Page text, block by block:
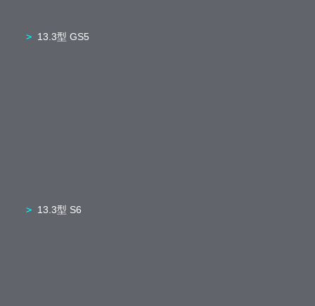
13.3型 GS5
13.3型 S6